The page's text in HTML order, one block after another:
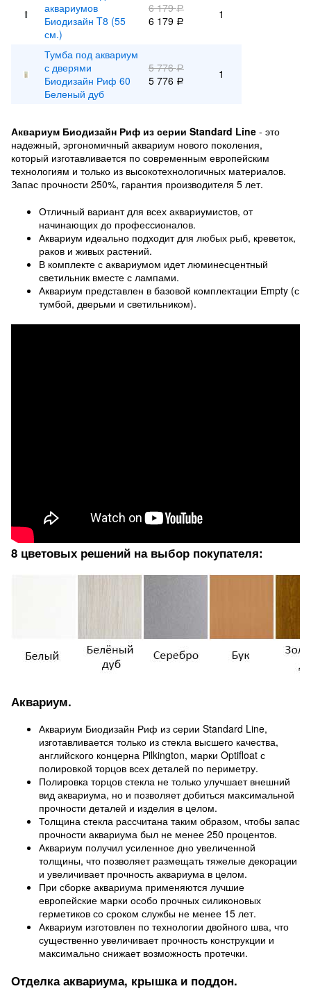
аквариумов
Биодизайн T8 (55
см.)
6 179Р
6 179 Р
1
Тумба под аквариум
с дверями
Биодизайн Риф 60
Беленый дуб
5 776Р
5 776 Р
1
Аквариум Биодизайн Риф из серии Standard Line - это
надежный, эргономичный аквариум нового поколения,
который изготавливается по современным европейским
технологиям и только из высокотехнологичных материалов.
Запас прочности 250%, гарантия производителя 5 лет.
Отличный вариант для всех аквариумистов, от
начинающих до профессионалов.
Аквариум идеально подходит для любых рыб, креветок,
раков и живых растений.
В комплекте с аквариумом идет люминесцентный
светильник вместе с лампами.
Аквариум представлен в базовой комплектации Empty (с
тумбой, дверьми и светильником).
8 цветовых решений на выбор покупателя:
Аквариум.
Аквариум Биодизайн Риф из серии Standard Line,
изготавливается только из стекла высшего качества,
английского концерна Pilkington, марки Optifloat с
полировкой торцов всех деталей по периметру.
Полировка торцов стекла не только улучшает внешний
вид аквариума, но и позволяет добиться максимальной
прочности деталей и изделия в целом.
Толщина стекла рассчитана таким образом, чтобы запас
прочности аквариума был не менее 250 процентов.
Аквариум получил усиленное дно увеличенной
толщины, что позволяет размещать тяжелые декорации
и увеличивает прочность аквариума в целом.
При сборке аквариума применяются лучшие
европейские марки особо прочных силиконовых
герметиков со сроком службы не менее 15 лет.
Аквариум изготовлен по технологии двойного шва, что
существенно увеличивает прочность конструкции и
максимально снижает возможность протечки.
Отделка аквариума, крышка и поддон.